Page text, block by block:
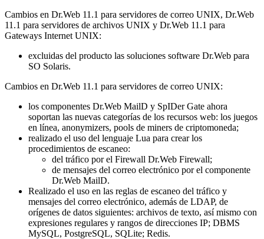
Cambios en Dr.Web 11.1 para servidores de correo UNIX, Dr.Web
11.1 para servidores de archivos UNIX y Dr.Web 11.1 para
Gateways Internet UNIX:
excluidas del producto las soluciones software Dr.Web para
SO Solaris.
Cambios en Dr.Web 11.1 para servidores de correo UNIX:
los componentes Dr.Web MailD y SpIDer Gate ahora
soportan las nuevas categorías de los recursos web: los juegos
en línea, anonymizers, pools de miners de criptomoneda;
realizado el uso del lenguaje Lua para crear los
procedimientos de escaneo:
del tráfico por el Firewall Dr.Web Firewall;
de mensajes del correo electrónico por el componente
Dr.Web MailD.
Realizado el uso en las reglas de escaneo del tráfico y
mensajes del correo electrónico, además de LDAP, de
orígenes de datos siguientes: archivos de texto, así mismo con
expresiones regulares y rangos de direcciones IP; DBMS
MySQL, PostgreSQL, SQLite; Redis.